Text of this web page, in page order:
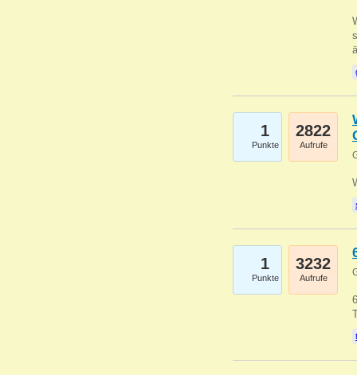
1
Punkte
2822
Aufrufe
1
Punkte
3232
Aufrufe